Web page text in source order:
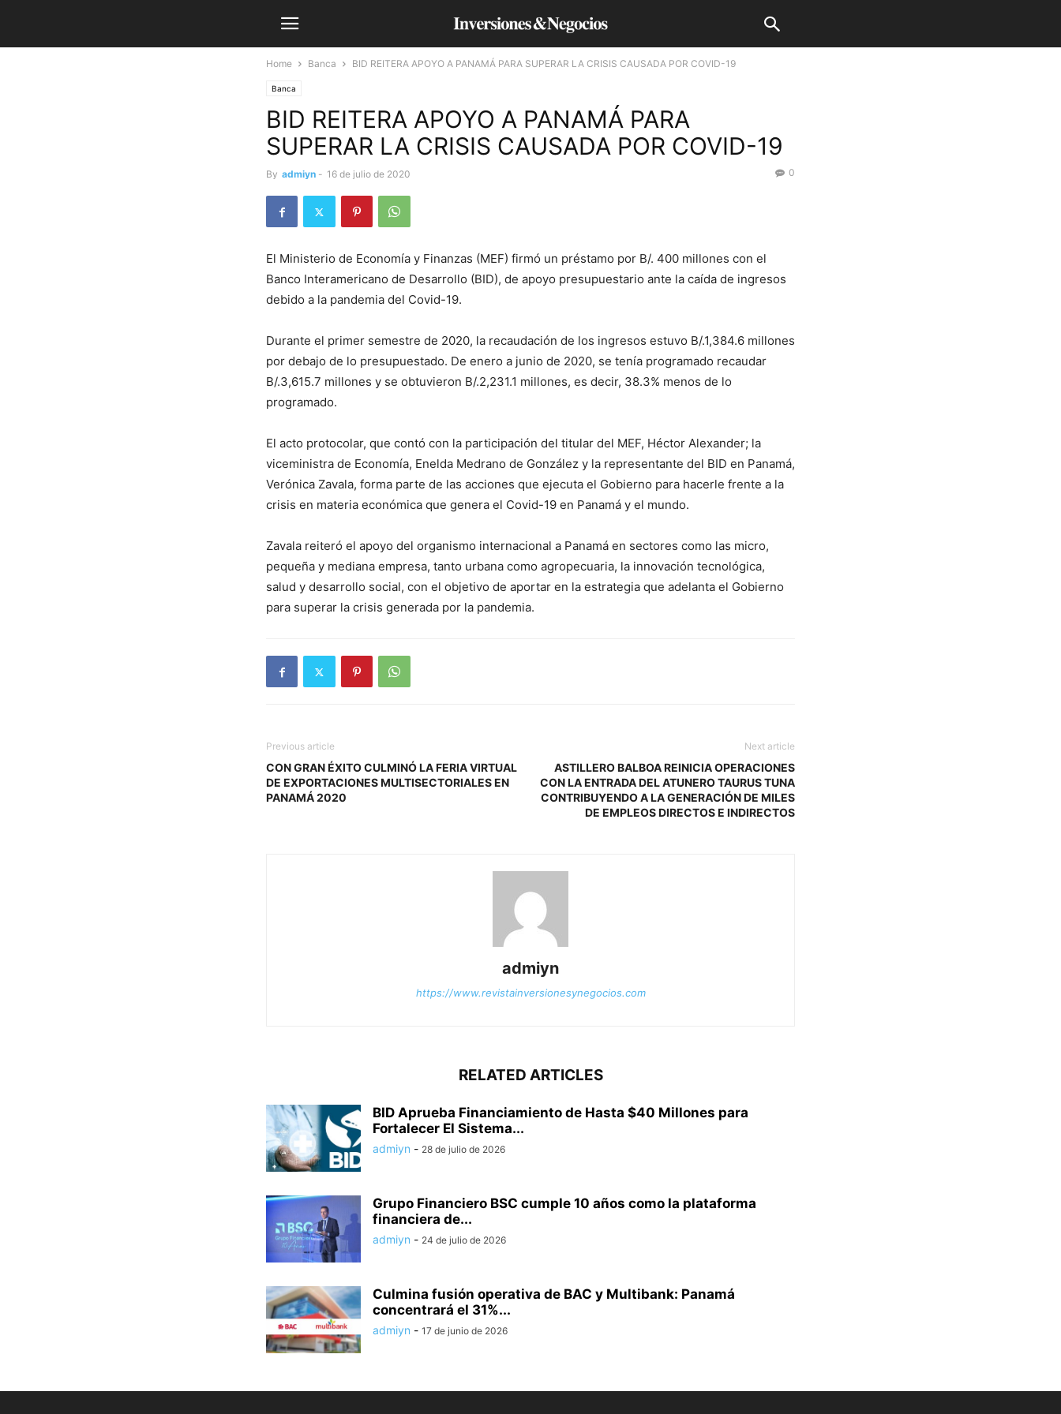
Home Banca BID REITERA APOYO A PANAMÁ PARA SUPERAR LA CRISIS CAUSADA POR COVID-19
Banca
BID REITERA APOYO A PANAMÁ PARA
SUPERAR LA CRISIS CAUSADA POR COVID-19
By admiyn - 16 de julio de 2020 0
El Ministerio de Economía y Finanzas (MEF) firmó un préstamo por B/. 400 millones con el
Banco Interamericano de Desarrollo (BID), de apoyo presupuestario ante la caída de ingresos
debido a la pandemia del Covid-19.
Durante el primer semestre de 2020, la recaudación de los ingresos estuvo B/.1,384.6 millones
por debajo de lo presupuestado. De enero a junio de 2020, se tenía programado recaudar
B/.3,615.7 millones y se obtuvieron B/.2,231.1 millones, es decir, 38.3% menos de lo
programado.
El acto protocolar, que contó con la participación del titular del MEF, Héctor Alexander; la
viceministra de Economía, Enelda Medrano de González y la representante del BID en Panamá,
Verónica Zavala, forma parte de las acciones que ejecuta el Gobierno para hacerle frente a la
crisis en materia económica que genera el Covid-19 en Panamá y el mundo.
Zavala reiteró el apoyo del organismo internacional a Panamá en sectores como las micro,
pequeña y mediana empresa, tanto urbana como agropecuaria, la innovación tecnológica,
salud y desarrollo social, con el objetivo de aportar en la estrategia que adelanta el Gobierno
para superar la crisis generada por la pandemia.
Previous article
CON GRAN ÉXITO CULMINÓ LA FERIA VIRTUAL
DE EXPORTACIONES MULTISECTORIALES EN
PANAMÁ 2020
Next article
ASTILLERO BALBOA REINICIA OPERACIONES
CON LA ENTRADA DEL ATUNERO TAURUS TUNA
CONTRIBUYENDO A LA GENERACIÓN DE MILES
DE EMPLEOS DIRECTOS E INDIRECTOS
admiyn
https://www.revistainversionesynegocios.com
RELATED ARTICLES
BID Aprueba Financiamiento de Hasta $40 Millones para
Fortalecer El Sistema...
admiyn - 28 de julio de 2026
Grupo Financiero BSC cumple 10 años como la plataforma
financiera de...
admiyn - 24 de julio de 2026
Culmina fusión operativa de BAC y Multibank: Panamá
concentrará el 31%...
admiyn - 17 de junio de 2026